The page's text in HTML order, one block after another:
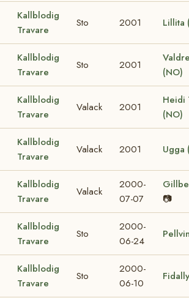
Kallblodig
Travare
Sto 2001 Lillita
Kallblodig
Travare
Sto 2001
(NO)
Kallblodig
Travare
Valack 2001
Heidi
(NO)
Kallblodig
Travare
Valack 2001 Ugga
Kallblodig
Travare
Valack
2000-
07-07
📷
Kallblodig
Travare
Sto
2000-
06-24
Kallblodig
Travare
Sto
2000-
06-10
Fidally